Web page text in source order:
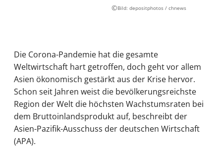
©Bild: depositphotos / chnews
Die Corona-Pandemie hat die gesamte
Weltwirtschaft hart getroffen, doch geht vor allem
Asien ökonomisch gestärkt aus der Krise hervor.
Schon seit Jahren weist die bevölkerungsreichste
Region der Welt die höchsten Wachstumsraten bei
dem Bruttoinlandsprodukt auf, beschreibt der
Asien-Pazifik-Ausschuss der deutschen Wirtschaft
(APA).